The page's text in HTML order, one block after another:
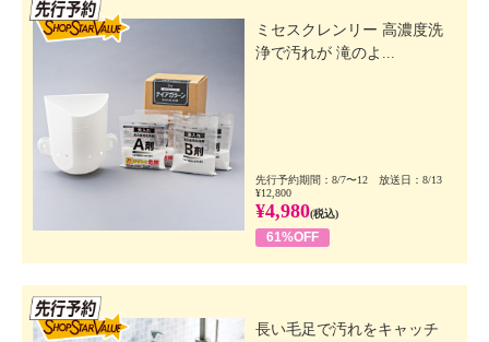
ミセスクレンリー 高濃度洗
浄で汚れが 滝のよ...
先行予約期間：8/7〜12 放送日：8/13
¥12,800
¥4,980(税込)
61%OFF
長い毛足で汚れをキャッチ